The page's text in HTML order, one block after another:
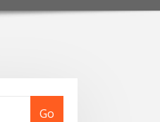
Go